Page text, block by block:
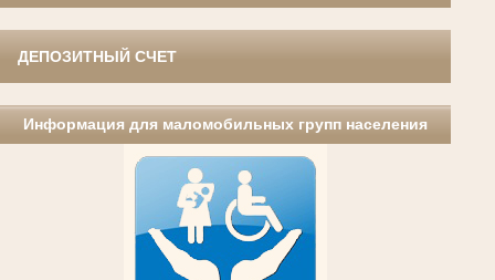
ДЕПОЗИТНЫЙ СЧЕТ
Информация для маломобильных групп населения